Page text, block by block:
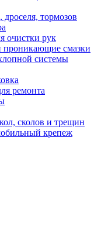
тормозов
очистки рук
проникающие смазки
системы
ремонта
сколов и трещин
крепеж